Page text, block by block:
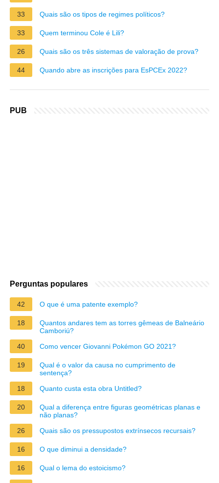
33 Quais são os tipos de regimes políticos?
33 Quem terminou Cole é Lili?
26 Quais são os três sistemas de valoração de prova?
44 Quando abre as inscrições para EsPCEx 2022?
PUB
Perguntas populares
42 O que é uma patente exemplo?
18
Quantos andares tem as torres gêmeas de Balneário
Camboriú?
40
Como vencer Giovanni Pokémon GO 2021?
19
Qual é o valor da causa no cumprimento de
sentença?
18
Quanto custa esta obra Untitled?
20
Qual a diferença entre figuras geométricas planas e
não planas?
26
Quais são os pressupostos extrínsecos recursais?
16 O que diminui a densidade?
16 Qual o lema do estoicismo?